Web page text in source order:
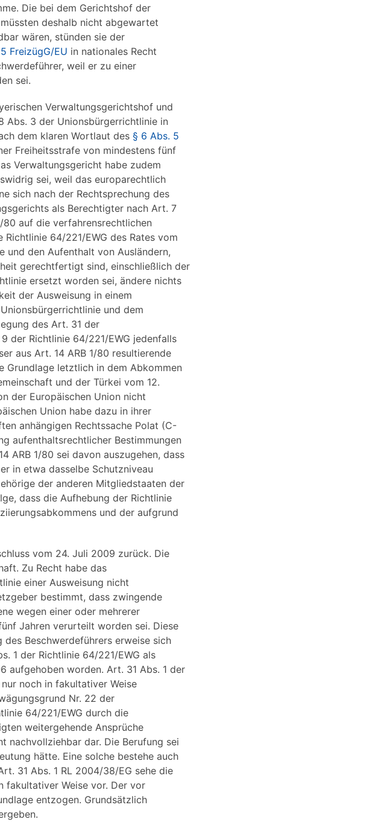
Die bei dem Gerichtshof der
deshalb nicht abgewartet
wären, stünden sie der
FreizügG/EU in nationales Recht
weil er zu einer
sei.
Verwaltungsgerichtshof und
Abs. 3 der Unionsbürgerrichtlinie in
dem klaren Wortlaut des § 6 Abs. 5
Freiheitsstrafe von mindestens fünf
Verwaltungsgericht habe zudem
sei, weil das europarechtlich
sich nach der Rechtsprechung des
als Berechtigter nach Art. 7
80 auf die verfahrensrechtlichen
64/221/EWG des Rates vom
und den Aufenthalt von Ausländern,
gerechtfertigt sind, einschließlich der
ersetzt worden sei, ändere nichts
der Ausweisung in einem
und dem
des Art. 31 der
der Richtlinie 64/221/EWG jedenfalls
aus Art. 14 ARB 1/80 resultierende
Grundlage letztlich in dem Abkommen
und der Türkei vom 12.
der Europäischen Union nicht
Union habe dazu in ihrer
anhängigen Rechtssache Polat (C-
aufenthaltsrechtlicher Bestimmungen
ARB 1/80 sei davon auszugehen, dass
in etwa dasselbe Schutzniveau
der anderen Mitgliedstaaten der
dass die Aufhebung der Richtlinie
und der aufgrund
vom 24. Juli 2009 zurück. Die
Zu Recht habe das
einer Ausweisung nicht
bestimmt, dass zwingende
wegen einer oder mehrerer
Jahren verurteilt worden sei. Diese
Beschwerdeführers erweise sich
1 der Richtlinie 64/221/EWG als
aufgehoben worden. Art. 31 Abs. 1 der
noch in fakultativer Weise
Nr. 22 der
64/221/EWG durch die
weitergehende Ansprüche
nachvollziehbar dar. Die Berufung sei
hätte. Eine solche bestehe auch
31 Abs. 1 RL 2004/38/EG sehe die
fakultativer Weise vor. Der vor
entzogen. Grundsätzlich